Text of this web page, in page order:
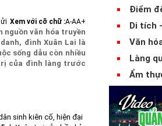
Xem với cỡ chữ :A-AA+
nguồn văn hóa truyền
đình Xuân Lai là
sống dẫu còn nhiều
của đình làng trước
sinh kiên cố, hiện đại
Điểm
Di tích
Văn
Làng
Ẩm